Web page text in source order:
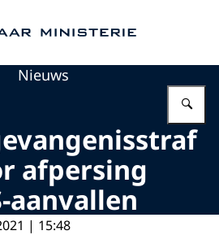
Nieuws
afpersing
aanvallen
| 15:48